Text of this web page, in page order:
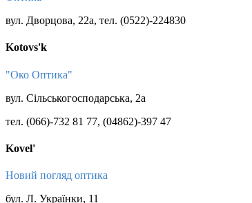
вул. Дворцова, 22а, тел. (0522)-224830
Kotovs'k
"Око Оптика"
вул. Сільськогосподарська, 2а
тел. (066)-732 81 77, (04862)-397 47
Kovel'
Новий погляд оптика
бул. Л. Українки, 11